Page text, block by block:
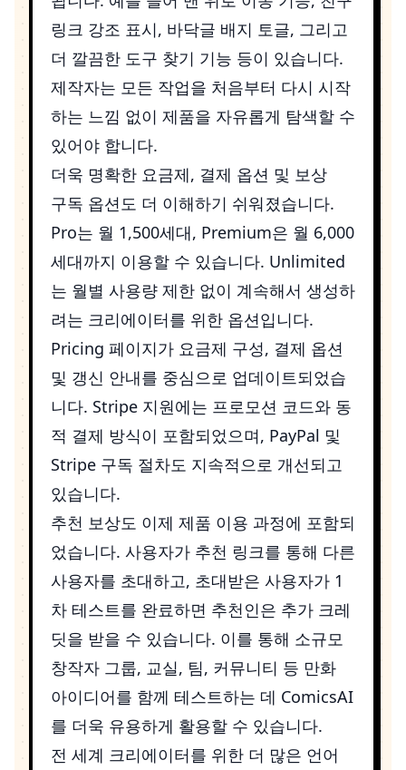
링크 강조 표시, 바닥글 배지 토글, 그리고
더 깔끔한 도구 찾기 기능 등이 있습니다.
제작자는 모든 작업을 처음부터 다시 시작
하는 느낌 없이 제품을 자유롭게 탐색할 수
있어야 합니다.
더욱 명확한 요금제, 결제 옵션 및 보상
구독 옵션도 더 이해하기 쉬워졌습니다.
Pro는 월 1,500세대, Premium은 월 6,000
세대까지 이용할 수 있습니다. Unlimited
는 월별 사용량 제한 없이 계속해서 생성하
려는 크리에이터를 위한 옵션입니다.
Pricing 페이지가 요금제 구성, 결제 옵션
및 갱신 안내를 중심으로 업데이트되었습
니다. Stripe 지원에는 프로모션 코드와 동
적 결제 방식이 포함되었으며, PayPal 및
Stripe 구독 절차도 지속적으로 개선되고
있습니다.
추천 보상도 이제 제품 이용 과정에 포함되
었습니다. 사용자가 추천 링크를 통해 다른
사용자를 초대하고, 초대받은 사용자가 1
차 테스트를 완료하면 추천인은 추가 크레
딧을 받을 수 있습니다. 이를 통해 소규모
창작자 그룹, 교실, 팀, 커뮤니티 등 만화
아이디어를 함께 테스트하는 데 ComicsAI
를 더욱 유용하게 활용할 수 있습니다.
전 세계 크리에이터를 위한 더 많은 언어